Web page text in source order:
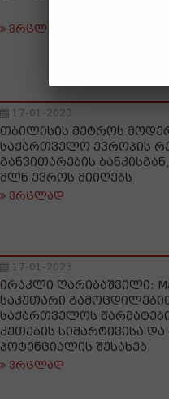
ვრცლად
17-01-2023
თბილისის მეტროს
საქართველო ევროპის
განვითარების
მლნ ევროს მიიღებს
ვრცლად
17-01-2023
ირაკლი ღარიბაშვილი:
საკუთარი
საქართველოს
კეთების სიმარტივისა
პოტენციალის შესახებ
ვრცლად